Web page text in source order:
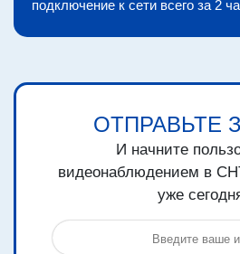
подключение к сети всего за 2
ОТПРАВЬТЕ
И начните
видеонаблюдением в
уже